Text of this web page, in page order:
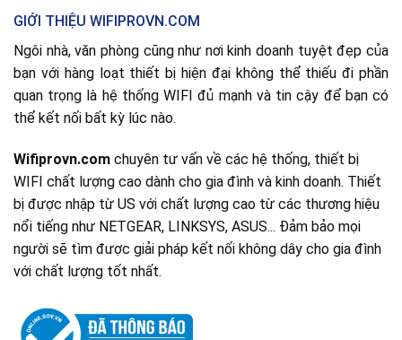
GIỚI THIỆU WIFIPROVN.COM
Ngôi nhà, văn phòng cũng như nơi kinh doanh tuyệt đẹp của
bạn với hàng loạt thiết bị hiện đại không thể thiếu đi phần
quan trọng là hệ thống WIFI đủ mạnh và tin cậy để bạn có
thể kết nối bất kỳ lúc nào.
Wifiprovn.com chuyên tư vấn về các hệ thống, thiết bị
WIFI chất lượng cao dành cho gia đình và kinh doanh. Thiết
bị được nhập từ US với chất lượng cao từ các thương hiệu
nổi tiếng như NETGEAR, LINKSYS, ASUS... Đảm bảo mọi
người sẽ tìm được giải pháp kết nối không dây cho gia đình
với chất lượng tốt nhất.